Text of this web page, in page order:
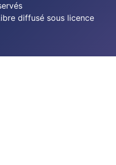
diffusé sous licence